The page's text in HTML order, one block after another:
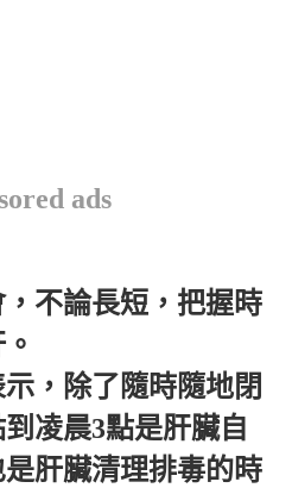
ads
不論長短，把握時
，除了隨時隨地閉
凌晨3點是肝臟自
肝臟清理排毒的時